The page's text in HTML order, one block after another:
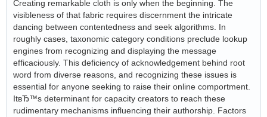
Creating remarkable cloth is only when the beginning. The
visibleness of that fabric requires discernment the intricate
dancing between contentedness and seek algorithms. In
roughly cases, taxonomic category conditions preclude lookup
engines from recognizing and displaying the message
efficaciously. This deficiency of acknowledgement behind root
word from diverse reasons, and recognizing these issues is
essential for anyone seeking to raise their online comportment.
ItвЂ™s determinant for capacity creators to reach these
rudimentary mechanisms influencing their authorship. Factors